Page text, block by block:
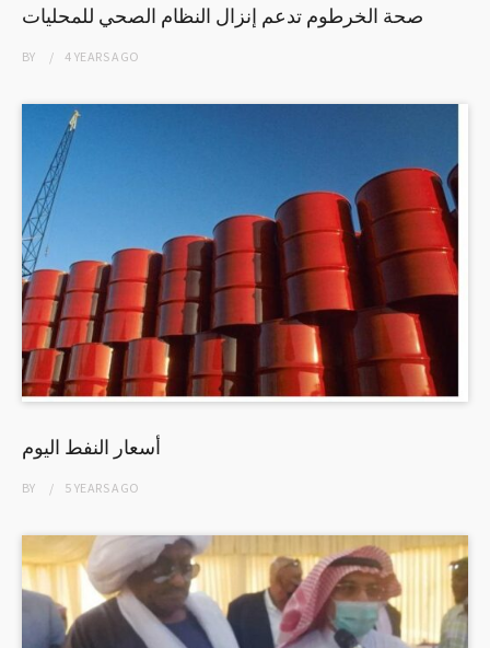
صحة الخرطوم تدعم إنزال النظام الصحي للمحليات
BY 4 YEARSAGO
أسعار النفط اليوم
BY 5 YEARSAGO